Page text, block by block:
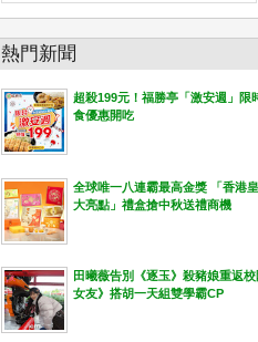
熱門新聞
超殺199元！福勝亭「激安週」限
食優惠開吃
全球唯一八連霸最高金獎 「香港
大亮點」禮盒搶中秋送禮商機
田曦薇告別《逐玉》殺豬娘重返校
女友》搭胡一天組雙學霸CP